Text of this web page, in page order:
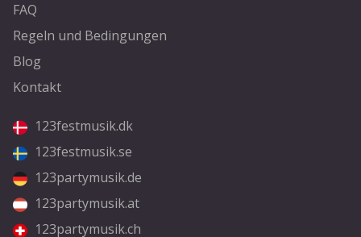
FAQ
Regeln und Bedingungen
Blog
Kontakt
123festmusik.dk
123festmusik.se
123partymusik.de
123partymusik.at
123partymusik.ch